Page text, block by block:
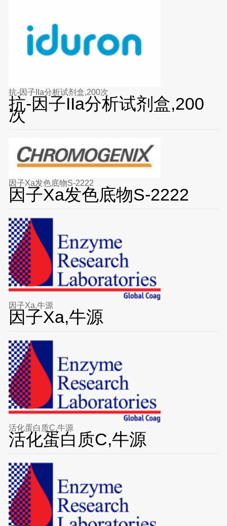
抗-因子IIa分析试剂盒,200次
抗-因子IIa分析试剂盒,200
次
因子Xa发色底物S-2222
因子Xa发色底物S-2222
因子Xa,牛源
因子Xa,牛源
活化蛋白质C,牛源
活化蛋白质C,牛源